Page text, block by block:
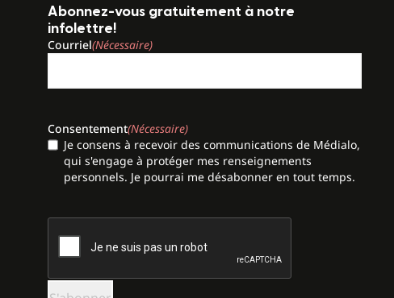
Abonnez-vous gratuitement à notre
infolettre!
Courriel(Nécessaire)
Consentement(Nécessaire)
Je consens à recevoir des communications de Médialo,
qui s'engage à protéger mes renseignements
personnels. Je pourrai me désabonner en tout temps.